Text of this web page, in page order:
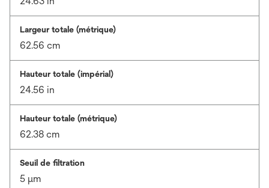
Largeur totale (métrique)
62.56 cm
Hauteur totale (impérial)
24.56 in
Hauteur totale (métrique)
62.38 cm
Seuil de filtration
5 μm